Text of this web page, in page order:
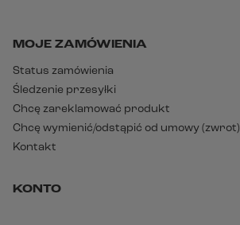
MOJE ZAMÓWIENIA
Status zamówienia
Śledzenie przesyłki
Chcę zareklamować produkt
Chcę wymienić/odstąpić od umowy (zwrot)
Kontakt
KONTO